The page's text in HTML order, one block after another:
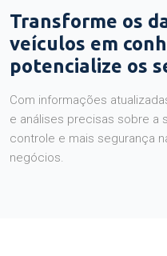
Transforme os
veículos em
potencialize os
Com informações
e análises precisas sobre a
controle e mais segurança
negócios.